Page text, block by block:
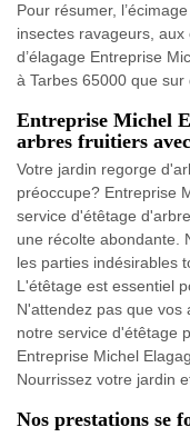
Pour résumer,
insectes ravageurs, aux
d’élagage Entreprise
à Tarbes 65000 que sur
Entreprise Michel
arbres fruitiers
Votre jardin regorge
préoccupe? Entreprise
service d'étêtage
une récolte abondante.
les parties indésirables
L'étêtage est essentiel
N'attendez pas que
notre service d'étêtage
Entreprise Michel
Nourrissez votre jardin
Nos prestations se